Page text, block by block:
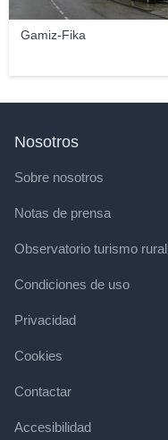
Gamiz-Fika
Nosotros
Sobre nosotros
Notas de prensa
Observatorio turismo rural
Condiciones de uso
Privacidad
Cookies
Contactar
Accesibilidad